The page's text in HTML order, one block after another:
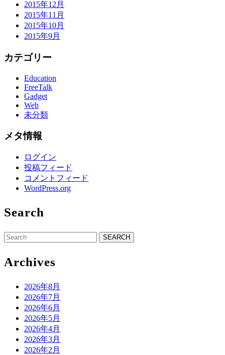
2015年12月
2015年11月
2015年10月
2015年9月
カテゴリー
Education
FreeTalk
Gadget
Web
未分類
メタ情報
ログイン
投稿フィード
コメントフィード
WordPress.org
Search
Search
for:
Archives
2026年8月
2026年7月
2026年6月
2026年5月
2026年4月
2026年3月
2026年2月